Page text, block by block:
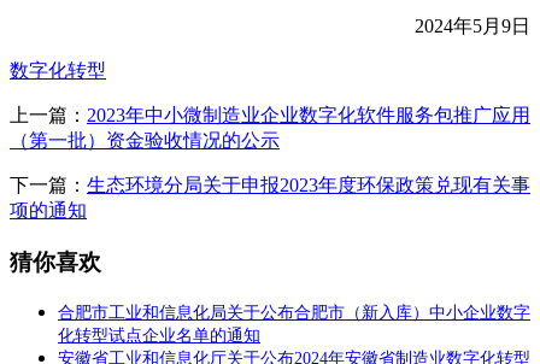
2024年5月9日
数字化转型
上一篇： 2023年中小微制造业企业数字化软件服务包推广应用
（第一批）资金验收情况的公示
下一篇： 生态环境分局关于申报2023年度环保政策兑现有关事
项的通知
猜你喜欢
合肥市工业和信息化局关于公布合肥市（新入库）中小企业数字
化转型试点企业名单的通知
安徽省工业和信息化厅关于公布2024年安徽省制造业数字化转型